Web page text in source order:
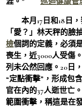
本月17日和18日
「愛？」林天秤的臉
檢個詞的定義，必須
喪生，近3000人受傷
列未公然回應。20日
“定點衝擊”，形成包
官在內的37人逝世亡
範圍衝擊，稱這是在